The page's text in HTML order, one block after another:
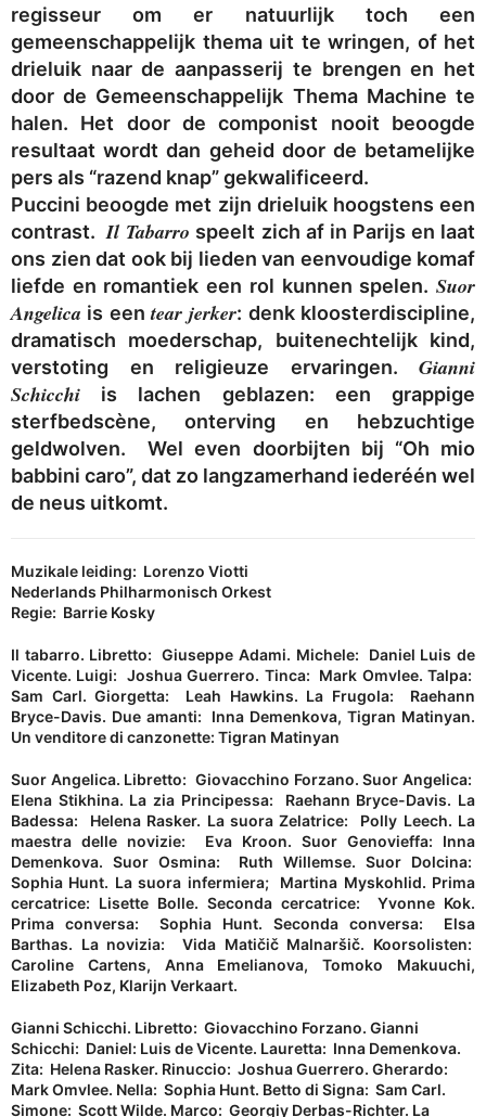
regisseur om er natuurlijk toch een
gemeenschappelijk thema uit te wringen, of het
drieluik naar de aanpasserij te brengen en het
door de Gemeenschappelijk Thema Machine te
halen. Het door de componist nooit beoogde
resultaat wordt dan geheid door de betamelijke
pers als “razend knap” gekwalificeerd.
Puccini beoogde met zijn drieluik hoogstens een
contrast.Il Tabarro speelt zich af in Parijs en laat
ons zien dat ook bij lieden van eenvoudige komaf
liefde en romantiek een rol kunnen spelen. Suor
Angelica is eentear jerker: denk kloosterdiscipline,
dramatisch moederschap, buitenechtelijk kind,
verstoting en religieuze ervaringen. Gianni
Schicchi is lachen geblazen: een grappige
sterfbedscène, onterving en hebzuchtige
geldwolven. Wel even doorbijten bij “Oh mio
babbini caro”, dat zo langzamerhand iederéén wel
de neus uitkomt.
Muzikale leiding: Lorenzo Viotti
Nederlands Philharmonisch Orkest
Regie: Barrie Kosky
Il tabarro. Libretto: Giuseppe Adami. Michele: Daniel Luis de
Vicente. Luigi: Joshua Guerrero. Tinca: Mark Omvlee. Talpa:
Sam Carl. Giorgetta: Leah Hawkins. La Frugola: Raehann
Bryce-Davis. Due amanti: Inna Demenkova, Tigran Matinyan.
Un venditore di canzonette: Tigran Matinyan
Suor Angelica. Libretto: Giovacchino Forzano. Suor Angelica:
Elena Stikhina. La zia Principessa: Raehann Bryce-Davis. La
Badessa: Helena Rasker. La suora Zelatrice: Polly Leech. La
maestra delle novizie: Eva Kroon. Suor Genovieffa: Inna
Demenkova. Suor Osmina: Ruth Willemse. Suor Dolcina:
Sophia Hunt. La suora infermiera; Martina Myskohlid. Prima
cercatrice: Lisette Bolle. Seconda cercatrice: Yvonne Kok.
Prima conversa: Sophia Hunt. Seconda conversa: Elsa
Barthas. La novizia: Vida Matičič Malnaršič. Koorsolisten:
Caroline Cartens, Anna Emelianova, Tomoko Makuuchi,
Elizabeth Poz, Klarijn Verkaart.
Gianni Schicchi. Libretto: Giovacchino Forzano. Gianni
Schicchi: Daniel: Luis de Vicente. Lauretta: Inna Demenkova.
Zita: Helena Rasker. Rinuccio: Joshua Guerrero. Gherardo:
Mark Omvlee. Nella: Sophia Hunt. Betto di Signa: Sam Carl.
Simone: Scott Wilde. Marco: Georgiy Derbas-Richter. La